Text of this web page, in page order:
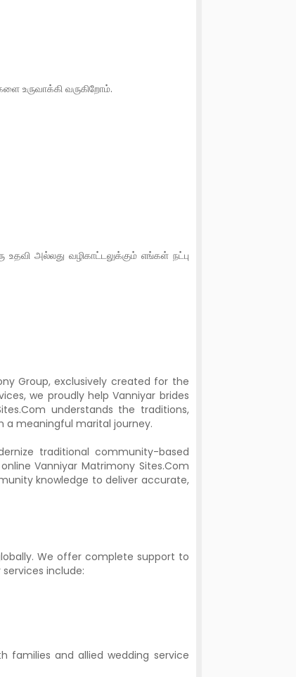
உருவாக்கி வருகிறோம்.
அல்லது வழிகாட்டலுக்கும் எங்கள் நட்பு
Group, exclusively created for the
we proudly help Vanniyar brides
understands the traditions,
a meaningful marital journey.
traditional community-based
Vanniyar Matrimony Sites.Com
knowledge to deliver accurate,
We offer complete support to
include:
families and allied wedding service